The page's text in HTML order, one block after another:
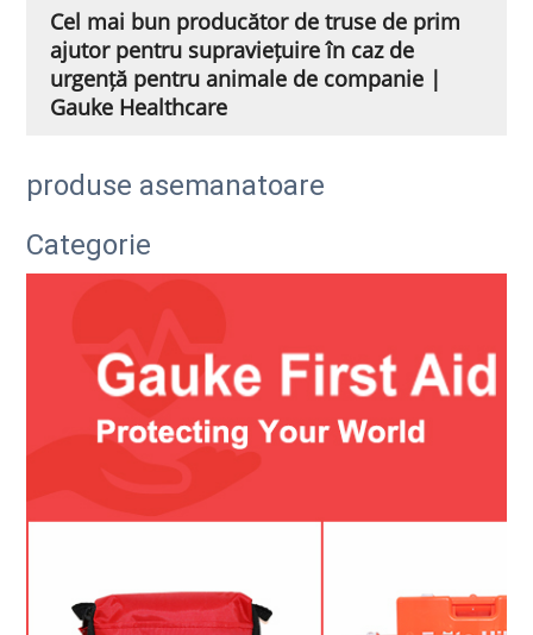
Cel mai bun producător de truse de prim
ajutor pentru supraviețuire în caz de
urgență pentru animale de companie |
Gauke Healthcare
produse asemanatoare
Categorie